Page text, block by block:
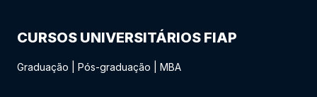
CURSOS UNIVERSITÁRIOS FIAP
Graduação Pós-graduação MBA